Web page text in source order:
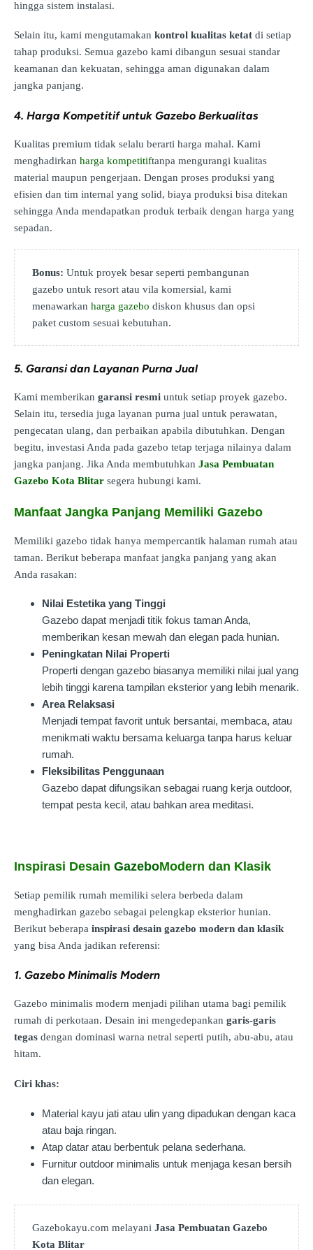
hingga sistem instalasi.
Selain itu, kami mengutamakan kontrol kualitas ketat di setiap
tahap produksi. Semua gazebo kami dibangun sesuai standar
keamanan dan kekuatan, sehingga aman digunakan dalam
jangka panjang.
4. Harga Kompetitif untuk Gazebo Berkualitas
Kualitas premium tidak selalu berarti harga mahal. Kami
menghadirkan harga kompetitiftanpa mengurangi kualitas
material maupun pengerjaan. Dengan proses produksi yang
efisien dan tim internal yang solid, biaya produksi bisa ditekan
sehingga Anda mendapatkan produk terbaik dengan harga yang
sepadan.
Bonus: Untuk proyek besar seperti pembangunan
gazebo untuk resort atau vila komersial, kami
menawarkan harga gazebo diskon khusus dan opsi
paket custom sesuai kebutuhan.
5. Garansi dan Layanan Purna Jual
Kami memberikan garansi resmi untuk setiap proyek gazebo.
Selain itu, tersedia juga layanan purna jual untuk perawatan,
pengecatan ulang, dan perbaikan apabila dibutuhkan. Dengan
begitu, investasi Anda pada gazebo tetap terjaga nilainya dalam
jangka panjang. Jika Anda membutuhkan Jasa Pembuatan
Gazebo Kota Blitar segera hubungi kami.
Manfaat Jangka Panjang Memiliki Gazebo
Memiliki gazebo tidak hanya mempercantik halaman rumah atau
taman. Berikut beberapa manfaat jangka panjang yang akan
Anda rasakan:
Nilai Estetika yang Tinggi
Gazebo dapat menjadi titik fokus taman Anda,
memberikan kesan mewah dan elegan pada hunian.
Peningkatan Nilai Properti
Properti dengan gazebo biasanya memiliki nilai jual yang
lebih tinggi karena tampilan eksterior yang lebih menarik.
Area Relaksasi
Menjadi tempat favorit untuk bersantai, membaca, atau
menikmati waktu bersama keluarga tanpa harus keluar
rumah.
Fleksibilitas Penggunaan
Gazebo dapat difungsikan sebagai ruang kerja outdoor,
tempat pesta kecil, atau bahkan area meditasi.
Inspirasi Desain GazeboModern dan Klasik
Setiap pemilik rumah memiliki selera berbeda dalam
menghadirkan gazebo sebagai pelengkap eksterior hunian.
Berikut beberapa inspirasi desain gazebo modern dan klasik
yang bisa Anda jadikan referensi:
1. Gazebo Minimalis Modern
Gazebo minimalis modern menjadi pilihan utama bagi pemilik
rumah di perkotaan. Desain ini mengedepankan garis-garis
tegas dengan dominasi warna netral seperti putih, abu-abu, atau
hitam.
Ciri khas:
Material kayu jati atau ulin yang dipadukan dengan kaca
atau baja ringan.
Atap datar atau berbentuk pelana sederhana.
Furnitur outdoor minimalis untuk menjaga kesan bersih
dan elegan.
Gazebokayu.com melayani Jasa Pembuatan Gazebo
Kota Blitar